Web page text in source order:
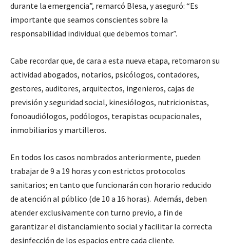
durante la emergencia”, remarcó Blesa, y aseguró: “Es
importante que seamos conscientes sobre la
responsabilidad individual que debemos tomar”.
Cabe recordar que, de cara a esta nueva etapa, retomaron su
actividad abogados, notarios, psicólogos, contadores,
gestores, auditores, arquitectos, ingenieros, cajas de
previsión y seguridad social, kinesiólogos, nutricionistas,
fonoaudiólogos, podólogos, terapistas ocupacionales,
inmobiliarios y martilleros.
En todos los casos nombrados anteriormente, pueden
trabajar de 9 a 19 horas y con estrictos protocolos
sanitarios; en tanto que funcionarán con horario reducido
de atención al público (de 10 a 16 horas). Además, deben
atender exclusivamente con turno previo, a fin de
garantizar el distanciamiento social y facilitar la correcta
desinfección de los espacios entre cada cliente.